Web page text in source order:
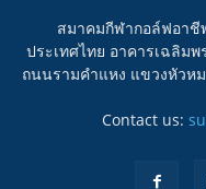
สมาคมกีฬากอล์ฟอาชี
ประเทศไทย อาคารเฉลิม
ถนนรามคำแหง แขวงหัวห
Contact us: